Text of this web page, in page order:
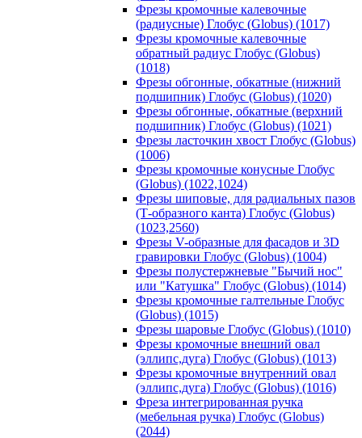
Фрезы кромочные калевочные
(радиусные) Глобус (Globus) (1017)
Фрезы кромочные калевочные
обратный радиус Глобус (Globus)
(1018)
Фрезы обгонные, обкатные (нижний
подшипник) Глобус (Globus) (1020)
Фрезы обгонные, обкатные (верхний
подшипник) Глобус (Globus) (1021)
Фрезы ласточкин хвост Глобус (Globus)
(1006)
Фрезы кромочные конусные Глобус
(Globus) (1022,1024)
Фрезы шиповые, для радиальных пазов
(Т-образного канта) Глобус (Globus)
(1023,2560)
Фрезы V-образные для фасадов и 3D
гравировки Глобус (Globus) (1004)
Фрезы полустержневые "Бычий нос"
или "Катушка" Глобус (Globus) (1014)
Фрезы кромочные галтельные Глобус
(Globus) (1015)
Фрезы шаровые Глобус (Globus) (1010)
Фрезы кромочные внешний овал
(эллипс,дуга) Глобус (Globus) (1013)
Фрезы кромочные внутренний овал
(эллипс,дуга) Глобус (Globus) (1016)
Фреза интегрированная ручка
(мебельная ручка) Глобус (Globus)
(2044)